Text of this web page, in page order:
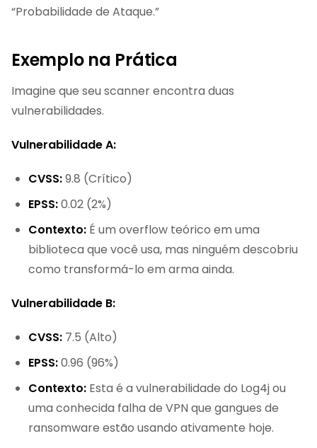
“Probabilidade de Ataque.”
Exemplo na Prática
Imagine que seu scanner encontra duas
vulnerabilidades.
Vulnerabilidade A:
CVSS:9.8 (Crítico)
EPSS:0.02 (2%)
Contexto: É um overflow teórico em uma
biblioteca que você usa, mas ninguém descobriu
como transformá-lo em arma ainda.
Vulnerabilidade B:
CVSS: 7.5 (Alto)
EPSS:0.96 (96%)
Contexto: Esta é a vulnerabilidade do Log4j ou
uma conhecida falha de VPN que gangues de
ransomware estão usando ativamente hoje.